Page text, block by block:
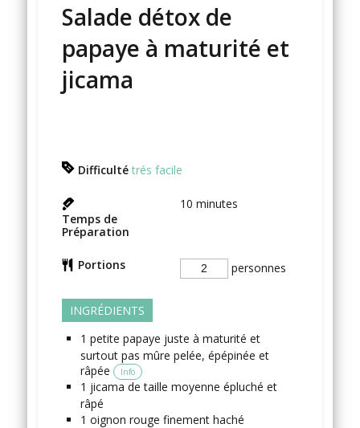
Salade détox de
papaye à maturité et
jicama
Difficulté trés facile
Temps de
Préparation
10 minutes
Portions personnes
INGRÉDIENTS
1 petite papaye juste à maturité et
surtout pas mûre pelée, épépinée et
râpée
Info
1 jicama de taille moyenne épluché et
râpé
1 oignon rouge finement haché